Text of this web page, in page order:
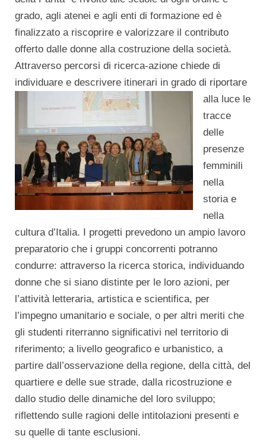
grado, agli atenei e agli enti di formazione ed è
finalizzato a riscoprire e valorizzare il contributo
offerto dalle donne alla costruzione della società.
Attraverso percorsi di ricerca-azione chiede di
individuare e descrivere itinerari in grado di riportare
alla luce le
tracce
delle
presenze
femminili
nella
storia e
nella
cultura d’Italia. I progetti prevedono un ampio lavoro
preparatorio che i gruppi concorrenti potranno
condurre: attraverso la ricerca storica, individuando
donne che si siano distinte per le loro azioni, per
l’attività letteraria, artistica e scientifica, per
l’impegno umanitario e sociale, o per altri meriti che
gli studenti riterranno significativi nel territorio di
riferimento; a livello geografico e urbanistico, a
partire dall’osservazione della regione, della città, del
quartiere e delle sue strade, dalla ricostruzione e
dallo studio delle dinamiche del loro sviluppo;
riflettendo sulle ragioni delle intitolazioni presenti e
su quelle di tante esclusioni.